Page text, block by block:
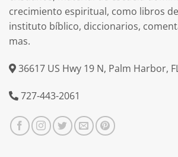
crecimiento espiritual, como libros
instituto bíblico, diccionarios,
mas.
36617 US Hwy 19 N, Palm Harbor,
727-443-2061